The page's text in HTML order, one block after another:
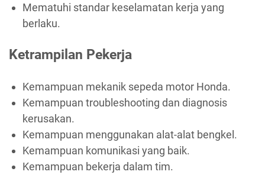
Mematuhi standar keselamatan kerja yang
berlaku.
Ketrampilan Pekerja
Kemampuan mekanik sepeda motor Honda.
Kemampuan troubleshooting dan diagnosis
kerusakan.
Kemampuan menggunakan alat-alat bengkel.
Kemampuan komunikasi yang baik.
Kemampuan bekerja dalam tim.